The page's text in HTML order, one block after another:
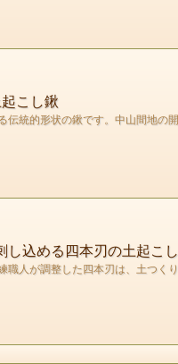
こし鍬
統的形状の鍬です。中山間地
込める四本刃の土起こ
人が調整した四本刃は、土つく